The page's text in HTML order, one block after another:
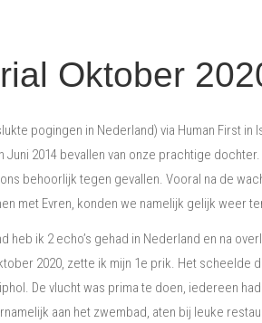
Oktober
pogingen in Nederland) via Human First
2014 bevallen van onze prachtige
behoorlijk tegen gevallen. Vooral na de
met Evren, konden we namelijk gelijk weer
heb ik 2 echo’s gehad in Nederland en na
2020, zette ik mijn 1e prik. Het scheelde
De vlucht was prima te doen, iedereen
aan het zwembad, aten bij leuke